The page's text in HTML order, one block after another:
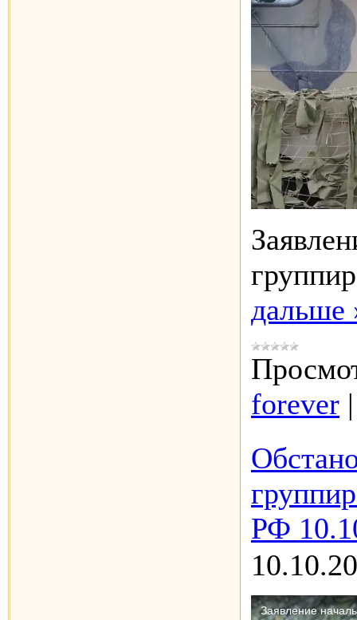
дальше
forever
РФ